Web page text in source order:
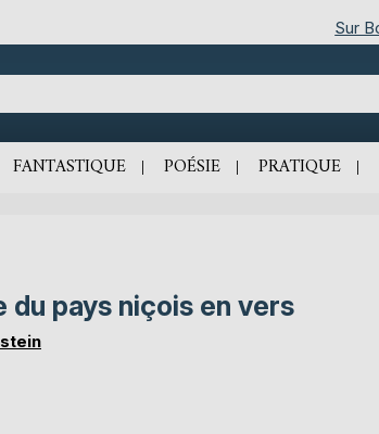
Sur
FANTASTIQUE POÉSIE PRATIQUE
du pays niçois en vers